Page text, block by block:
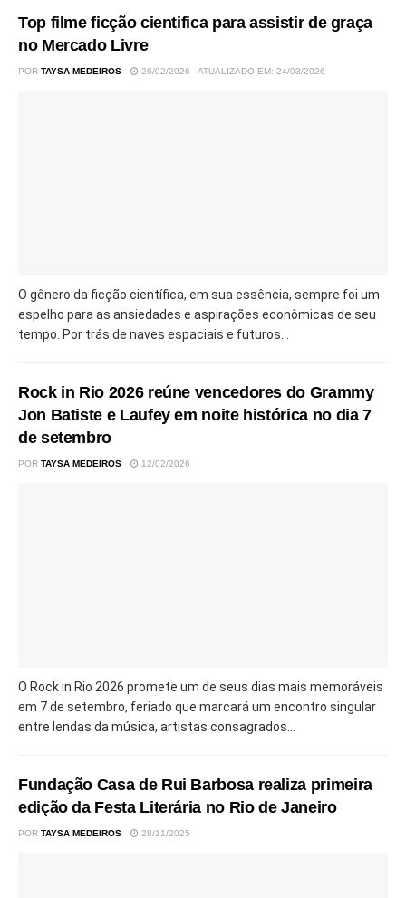
Top filme ficção cientifica para assistir de graça
no Mercado Livre
POR TAYSA MEDEIROS 26/02/2026 - ATUALIZADO EM: 24/03/2026
O gênero da ficção científica, em sua essência, sempre foi um
espelho para as ansiedades e aspirações econômicas de seu
tempo. Por trás de naves espaciais e futuros...
Rock in Rio 2026 reúne vencedores do Grammy
Jon Batiste e Laufey em noite histórica no dia 7
de setembro
POR TAYSA MEDEIROS 12/02/2026
O Rock in Rio 2026 promete um de seus dias mais memoráveis
em 7 de setembro, feriado que marcará um encontro singular
entre lendas da música, artistas consagrados...
Fundação Casa de Rui Barbosa realiza primeira
edição da Festa Literária no Rio de Janeiro
POR TAYSA MEDEIROS 28/11/2025